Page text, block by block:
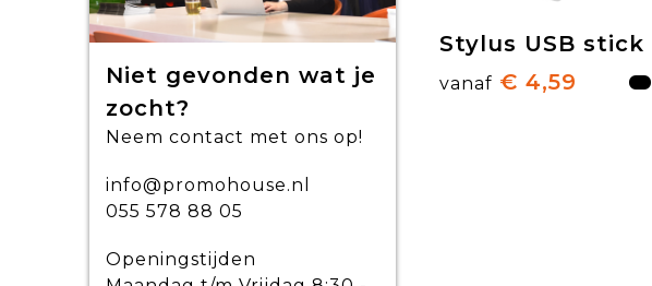
Niet gevonden wat je
zocht?
Neem contact met ons op!
info@promohouse.nl
055 578 88 05
Openingstijden
Stylus USB stick
vanaf € 4,59